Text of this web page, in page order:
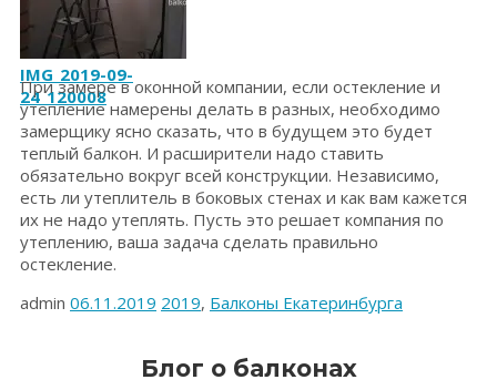
IMG_2019-09-
24_120008
При замере в оконной компании, если остекление и
утепление намерены делать в разных, необходимо
замерщику ясно сказать, что в будущем это будет
теплый балкон. И расширители надо ставить
обязательно вокруг всей конструкции. Независимо,
есть ли утеплитель в боковых стенах и как вам кажется
их не надо утеплять. Пусть это решает компания по
утеплению, ваша задача сделать правильно
остекление.
admin 06.11.2019 2019, Балконы Екатеринбурга
Блог о балконах